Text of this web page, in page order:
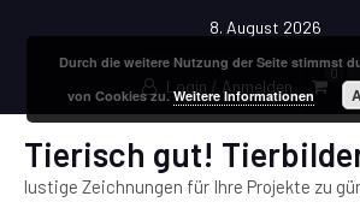
8. August 2026
Login / Anmelden
0
Tierisch gut!
lustige Zeichnungen für Ihre Projekte zu
Durch die weitere Nutzung der Seite stimmst
von Cookies zu.Weitere Informationen